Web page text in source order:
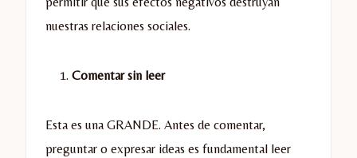
nuestras relaciones sociales.
Comentar sin leer
Esta es una GRANDE. Antes de comentar,
preguntar o expresar ideas es fundamental leer